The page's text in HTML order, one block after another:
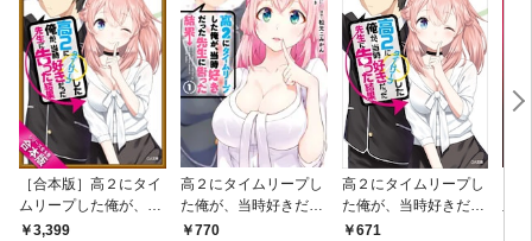
［合本版］高２にタイ
ムリープした俺が、当
時好きだった先生に告
3,399
高２にタイムリープし
た俺が、当時好きだっ
た先生に告った結果 1
770
高２にタイムリープし
た俺が、当時好きだっ
た先生に告った結果
671